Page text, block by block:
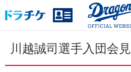
川越誠司選手入団会見